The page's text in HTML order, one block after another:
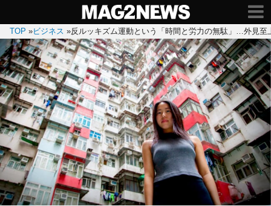
TOP »ビジネス »反ルッキズム運動という「時間と労力の無駄」…外見